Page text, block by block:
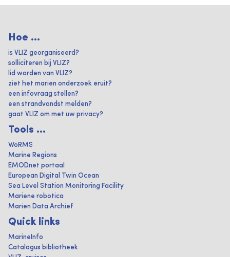
Hoe ...
is VLIZ georganiseerd?
solliciteren bij VLIZ?
lid worden van VLIZ?
ziet het marien onderzoek eruit?
een infovraag stellen?
een strandvondst melden?
gaat VLIZ om met uw privacy?
Tools ...
WoRMS
Marine Regions
EMODnet portaal
European Digital Twin Ocean
Sea Level Station Monitoring Facility
Mariene robotica
Marien Data Archief
Quick links
MarineInfo
Catalogus bibliotheek